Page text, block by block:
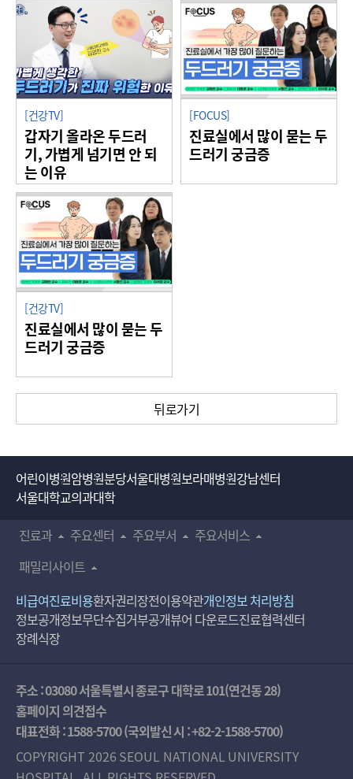
[건강TV]
갑자기 올라온 두드러
기, 가볍게 넘기면 안 되
는 이유
[FOCUS]
진료실에서 많이 묻는 두
드러기 궁금증
[건강TV]
진료실에서 많이 묻는 두
드러기 궁금증
뒤로가기
어린이병원암병원분당서울대병원보라매병원강남센터
서울대학교의과대학
진료과
주요센터 주요부서
주요서비스
패밀리사이트
비급여진료비용환자권리장전이용약관개인정보 처리방침
정보공개정보무단수집거부공개뷰어 다운로드진료협력센터
장례식장
주소 : 03080 서울특별시 종로구 대학로 101(연건동 28)
홈페이지 의견접수
대표전화 :1588-5700(국외발신 시 :+82-2-1588-5700)
COPYRIGHT 2026 SEOUL NATIONAL UNIVERSITY